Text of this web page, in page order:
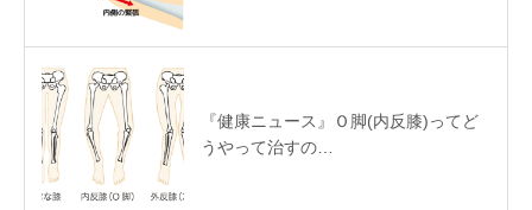
『健康ニュース』Ｏ脚(内反膝)ってど
うやって治すの…